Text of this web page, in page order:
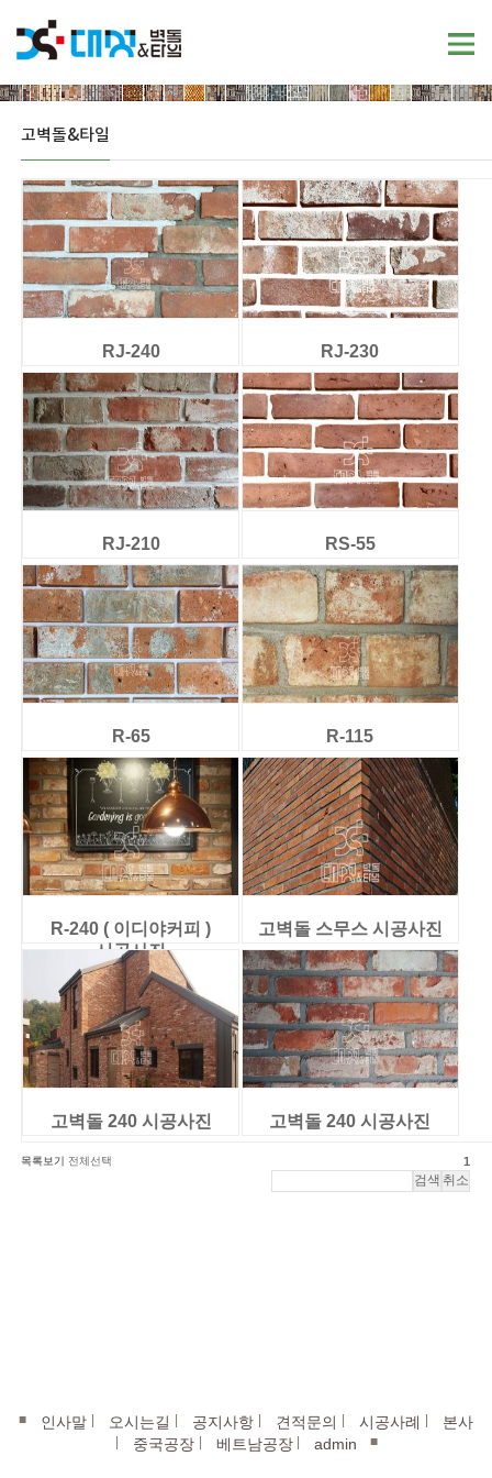
고벽돌&타일
RJ-240 RJ-230
RJ-210 RS-55
R-65 R-115
R-240 ( 이디야커피 )
시공사진
고벽돌 스무스 시공사진
고벽돌 240 시공사진 고벽돌 240 시공사진
목록보기 전체선택 1
■ 인사말 | 오시는길 | 공지사항 | 견적문의 | 시공사례 | 본사
| 중국공장 | 베트남공장| admin ■